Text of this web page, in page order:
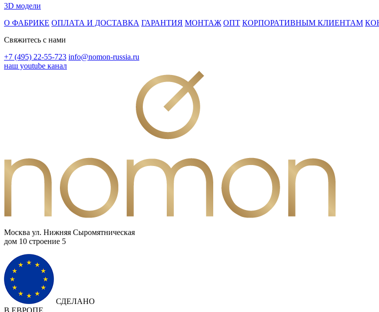
3D модели
О ФАБРИКЕ ОПЛАТА И ДОСТАВКА ГАРАНТИЯ МОНТАЖ ОПТ КОРПОРАТИВНЫМ КЛИЕНТАМ
Свяжитесь с нами
+7 (495) 22-55-723 info@nomon-russia.ru
наш youtube канал
Москва ул. Нижняя Сыромятническая
дом 10 cтроение 5
СДЕЛАНО